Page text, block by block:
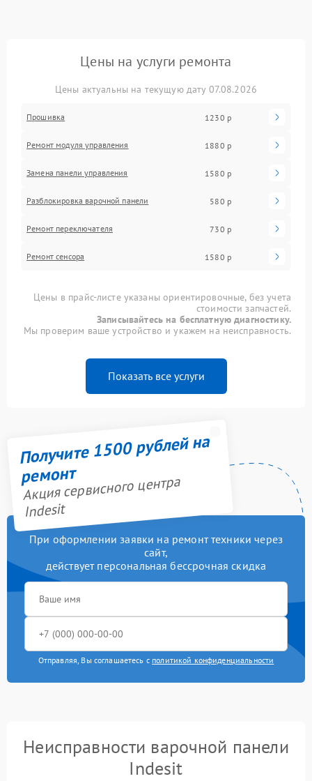
Цены на услуги ремонта
Цены актуальны на текущую дату 07.08.2026
Прошивка 1230 р
Ремонт модуля управления 1880 р
Замена панели управления 1580 р
Разблокировка варочной панели 580 р
Ремонт переключателя 730 р
Ремонт сенсора 1580 р
Цены в прайс-листе указаны ориентировочные, без учета
стоимости запчастей.
Записывайтесь на бесплатную диагностику.
Мы проверим ваше устройство и укажем на неисправность.
Показать все услуги
Получите 1500 рублей на
ремонт
Акция сервисного центра
Indesit
При оформлении заявки на ремонт техники через
сайт,
действует персональная бессрочная скидка
Отправляя, Вы соглашаетесь с политикой конфиденциальности
Неисправности варочной панели
Indesit